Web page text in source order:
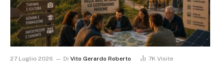
27 Luglio 2026 Di Vito Gerardo Roberto 7K Visite